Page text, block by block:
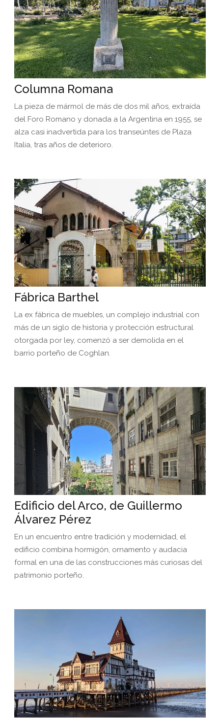
Columna Romana
La pieza de mármol de más de dos mil años, extraída
del Foro Romano y donada a la Argentina en 1955, se
alza casi inadvertida para los transeúntes de Plaza
Italia, tras años de deterioro.
Fábrica Barthel
La ex fábrica de muebles, un complejo industrial con
más de un siglo de historia y protección estructural
otorgada por ley, comenzó a ser demolida en el
barrio porteño de Coghlan.
Edificio del Arco, de Guillermo
Álvarez Pérez
En un encuentro entre tradición y modernidad, el
edificio combina hormigón, ornamento y audacia
formal en una de las construcciones más curiosas del
patrimonio porteño.